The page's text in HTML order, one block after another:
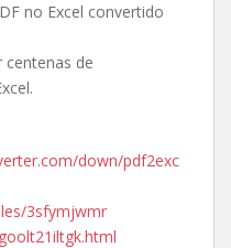
no Excel convertido
de
down/pdf2exc
3sfymjwmr